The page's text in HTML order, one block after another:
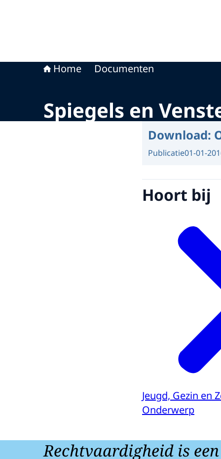
Home Documenten
Spiegels en
Download:
Publicatie01-01-
Hoort bij
Jeugd, Gezin en
Onderwerp
Rechtvaardigheid is een